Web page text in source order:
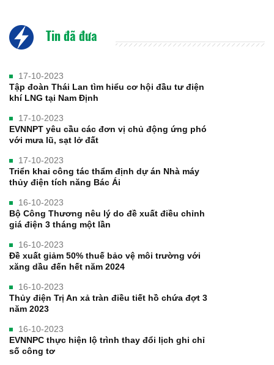
Tin đã đưa
17-10-2023
Tập đoàn Thái Lan tìm hiểu cơ hội đầu tư điện
khí LNG tại Nam Định
17-10-2023
EVNNPT yêu cầu các đơn vị chủ động ứng phó
với mưa lũ, sạt lở đất
17-10-2023
Triển khai công tác thẩm định dự án Nhà máy
thủy điện tích năng Bác Ái
16-10-2023
Bộ Công Thương nêu lý do đề xuất điều chỉnh
giá điện 3 tháng một lần
16-10-2023
Đề xuất giảm 50% thuế bảo vệ môi trường với
xăng dầu đến hết năm 2024
16-10-2023
Thủy điện Trị An xả tràn điều tiết hồ chứa đợt 3
năm 2023
16-10-2023
EVNNPC thực hiện lộ trình thay đổi lịch ghi chỉ
số công tơ